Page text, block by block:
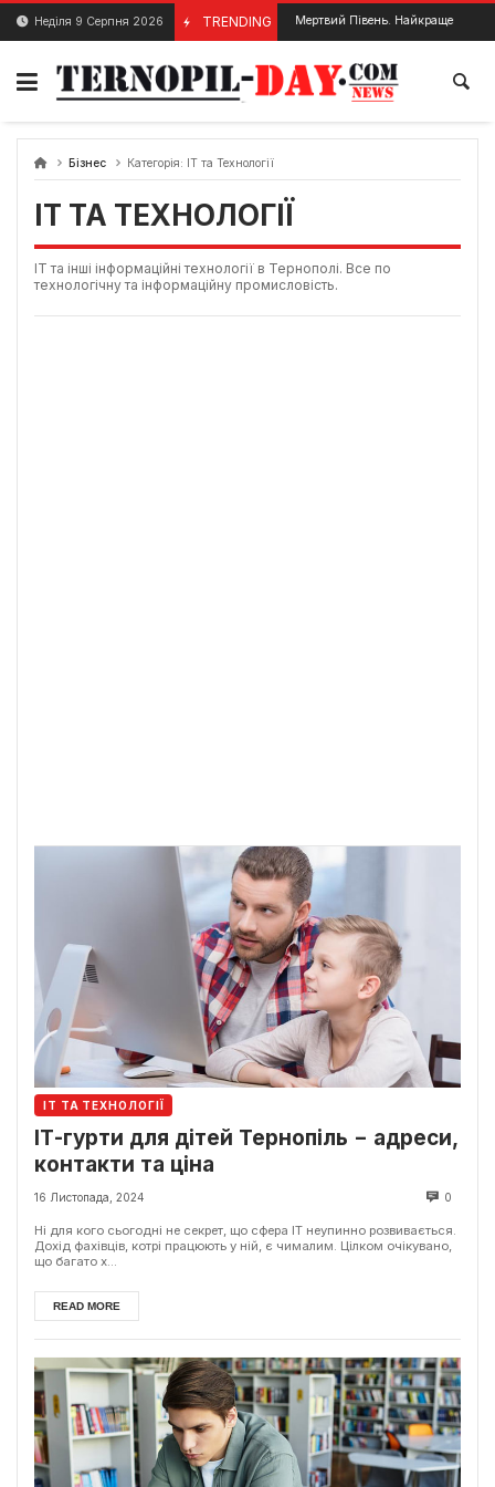
Skip
content
Неділя 9 Серпня 2026 TRENDING
28 Квітня, 2024 Мертвий Півень. Найкраще та
Бізнес Категорія: ІТ та Технології
ІТ ТА ТЕХНОЛОГІЇ
ІТ та інші інформаційні технології в Тернополі. Все по
технологічну та інформаційну промисловість.
ІТ ТА ТЕХНОЛОГІЇ
ІТ-гурти для дітей Тернопіль − адреси,
контакти та ціна
16 Листопада, 2024 0
Ні для кого сьогодні не секрет, що сфера ІТ неупинно розвивається.
Дохід фахівців, котрі працюють у ній, є чималим. Цілком очікувано,
що багато х...
READ MORE